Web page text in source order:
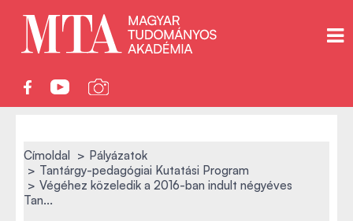
Címoldal
Pályázatok
Tantárgy-pedagógiai Kutatási Program
Végéhez közeledik a 2016-ban indult négyéves
Tan...